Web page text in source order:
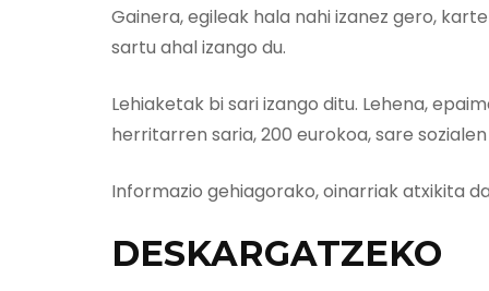
Gainera, egileak hala nahi izanez gero,
sartu ahal izango du.
Lehiaketak bi sari izango ditu. Lehena,
herritarren saria, 200 eurokoa, sare
Informazio gehiagorako, oinarriak atxikita
DESKARGATZEKO